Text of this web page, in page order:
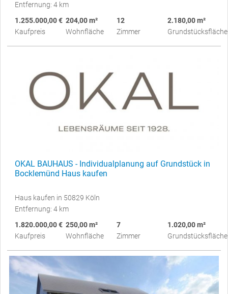
Entfernung: 4 km
1.255.000,00 €
Kaufpreis
204,00 m²
Wohnfläche
12
Zimmer
2.180,00 m²
Grundstücksfläche
OKAL BAUHAUS - Individualplanung auf Grundstück in
Bocklemünd Haus kaufen
Haus kaufen in 50829 Köln
Entfernung: 4 km
1.820.000,00 €
Kaufpreis
250,00 m²
Wohnfläche
7
Zimmer
1.020,00 m²
Grundstücksfläche